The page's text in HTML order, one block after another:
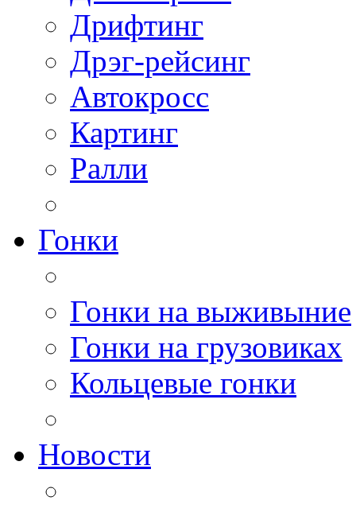
Дрифтинг
Дрэг-рейсинг
Автокросс
Картинг
Ралли
Гонки
Гонки на выживыние
Гонки на грузовиках
Кольцевые гонки
Новости